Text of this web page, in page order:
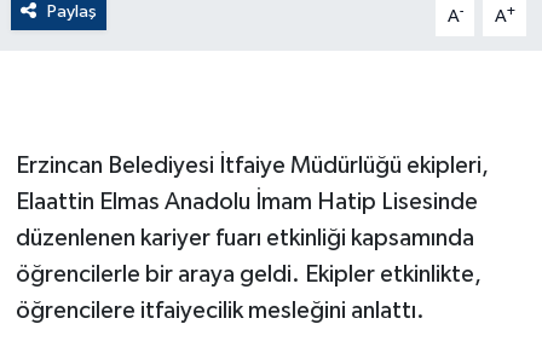
Paylaş A- A+
Erzincan Belediyesi İtfaiye Müdürlüğü ekipleri,
Elaattin Elmas Anadolu İmam Hatip Lisesinde
düzenlenen kariyer fuarı etkinliği kapsamında
öğrencilerle bir araya geldi. Ekipler etkinlikte,
öğrencilere itfaiyecilik mesleğini anlattı.
Finans
Gayrimenkul
GENEL
GÜNDEM